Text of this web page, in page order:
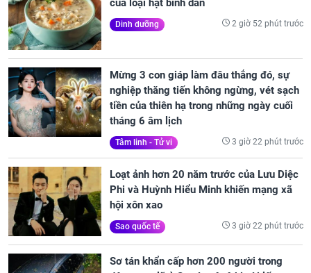
của loại hạt bình dân
Dinh dưỡng 2 giờ 52 phút trước
Mừng 3 con giáp làm đâu thắng đó, sự
nghiệp thăng tiến không ngừng, vét sạch
tiền của thiên hạ trong những ngày cuối
tháng 6 âm lịch
Tâm linh - Tử vi 3 giờ 22 phút trước
Loạt ảnh hơn 20 năm trước của Lưu Diệc
Phi và Huỳnh Hiểu Minh khiến mạng xã
hội xôn xao
Sao quốc tế 3 giờ 22 phút trước
Sơ tán khẩn cấp hơn 200 người trong